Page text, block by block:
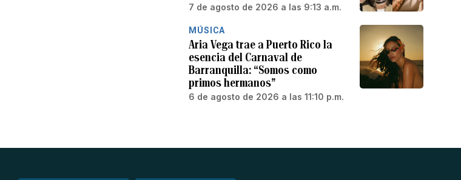
7 de agosto de 2026 a las 9:13 a.m.
MÚSICA
Aria Vega trae a Puerto Rico la
esencia del Carnaval de
Barranquilla: “Somos como
primos hermanos”
6 de agosto de 2026 a las 11:10 p.m.